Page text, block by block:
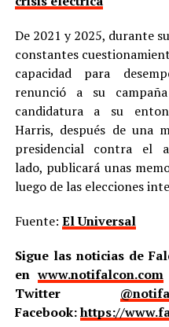
De 2021 y 2025, durante
constantes
capacidad para
renunció a su
candidatura a su
Harris, después de una
presidencial contra el
lado, publicará unas
luego de las elecciones
Fuente: El Universal
Sigue las noticias de
enwww.notifalcon.com
Twitter
Facebook:https://